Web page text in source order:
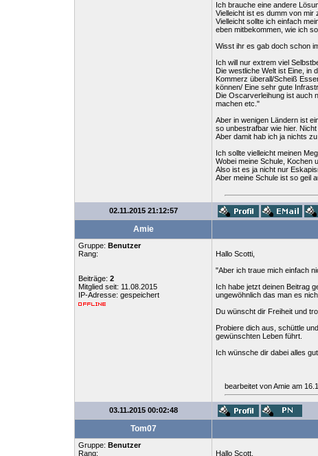
Ich brauche eine andere
Vielleicht ist es dumm von mir
Vielleicht sollte ich einfach
eben mitbekommen, wie ich so
Wisst ihr es gab doch schon
Ich will nur extrem viel
Die westliche Welt ist Eine, in
Kommerz überall/Scheiß
können/ Eine sehr gute
Die Oscarverleihung ist auch
machen etc."
Aber in wenigen Ländern ist
so unbestrafbar wie hier.
Aber damit hab ich ja nichts zu
Ich sollte vielleicht meinen
Wobei meine Schule, Kochen
Also ist es ja nicht nur
Aber meine Schule ist so geil
02.11.2015 21:12:57
Amie
Gruppe: Benutzer
Rang:
Beiträge: 2
Mitglied seit: 11.08.2015
IP-Adresse: gespeichert
Hallo Scotti,
"Aber ich traue mich einfach
Ich habe jetzt deinen Beitrag
ungewöhnlich das man es
Du wünscht dir Freiheit und
Probiere dich aus, schüttle
gewünschten Leben führt.
Ich wünsche dir dabei alles
bearbeitet von Amie am
03.11.2015 00:02:48
Tom07
Gruppe: Benutzer
Rang:
Hallo Scott,